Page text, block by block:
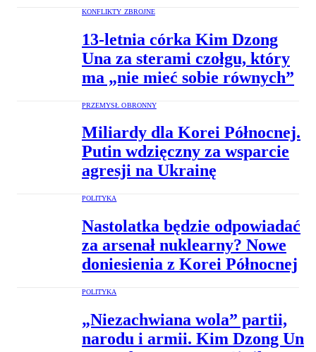
KONFLIKTY ZBROJNE
13-letnia córka Kim Dzong
Una za sterami czołgu, który
ma „nie mieć sobie równych”
PRZEMYSŁ OBRONNY
Miliardy dla Korei Północnej.
Putin wdzięczny za wsparcie
agresji na Ukrainę
POLITYKA
Nastolatka będzie odpowiadać
za arsenał nuklearny? Nowe
doniesienia z Korei Północnej
POLITYKA
„Niezachwiana wola” partii,
narodu i armii. Kim Dzong Un